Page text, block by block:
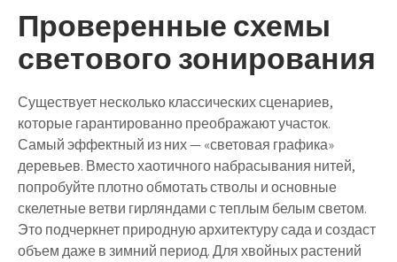
Проверенные схемы
светового зонирования
Существует несколько классических сценариев,
которые гарантированно преображают участок.
Самый эффектный из них — «световая графика»
деревьев. Вместо хаотичного набрасывания нитей,
попробуйте плотно обмотать стволы и основные
скелетные ветви гирляндами с теплым белым светом.
Это подчеркнет природную архитектуру сада и создаст
объем даже в зимний период. Для хвойных растений